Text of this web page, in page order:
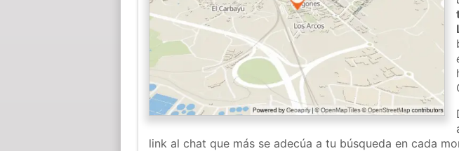
link al chat que más se adecúa a tu búsqueda en cada